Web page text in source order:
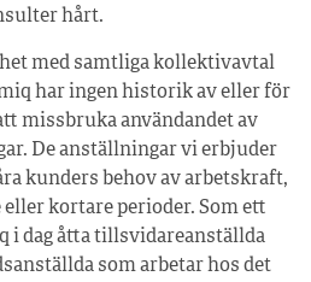
hårt.
med samtliga kollektivavtal
har ingen historik av eller för
missbruka användandet av
De anställningar vi erbjuder
kunders behov av arbetskraft,
kortare perioder. Som ett
i dag åtta tillsvidareanställda
som arbetar hos det